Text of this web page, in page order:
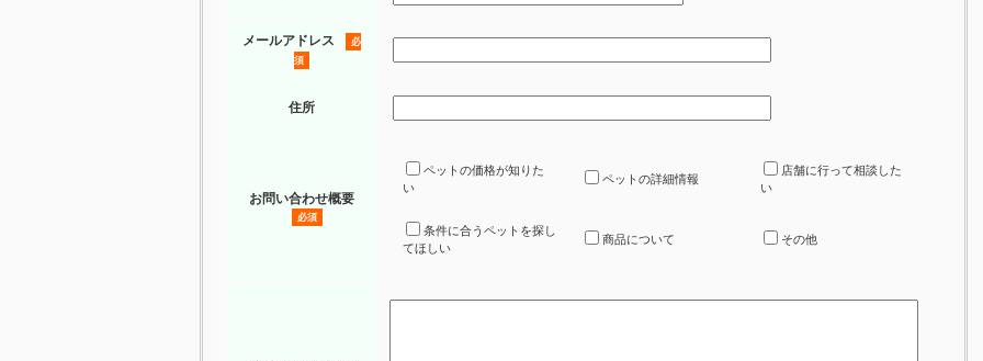
メールアドレス
必
須
住所
お問い合わせ概要
必須
ペットの価格が知りた
い
ペットの詳細情報
店舗に行って相談した
い
条件に合うペットを探し
てほしい
商品について その他